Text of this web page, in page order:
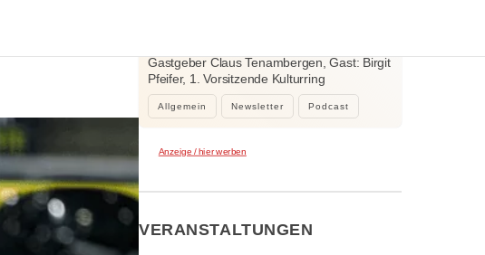
Allgemein Newsletter Podcast
Jubiläum, Ehrenamt und der Kraft der
Kultur
Gastgeber Claus Tenambergen, Gast: Birgit
Pfeifer, 1. Vorsitzende Kulturring
Kaufbeuren…
Anzeige / hier werben
VERANSTALTUNGEN